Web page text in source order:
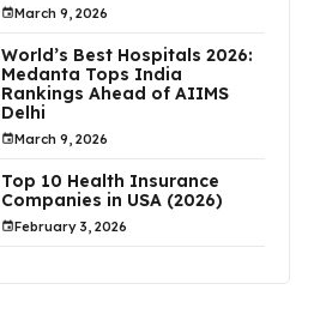
March 9, 2026
World’s Best Hospitals 2026:
Medanta Tops India
Rankings Ahead of AIIMS
Delhi
March 9, 2026
Top 10 Health Insurance
Companies in USA (2026)
February 3, 2026